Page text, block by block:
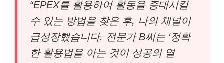
“EPEX를 활용하여 활동을 증대시킬
수 있는 방법을 찾은 후, 나의 채널이
급성장했습니다. 전문가 B씨는 ‘정확
한 활용법을 아는 것이 성공의 열